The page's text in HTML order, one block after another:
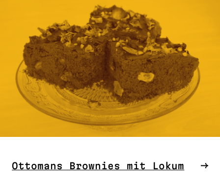
Ottomans Brownies mit Lokum